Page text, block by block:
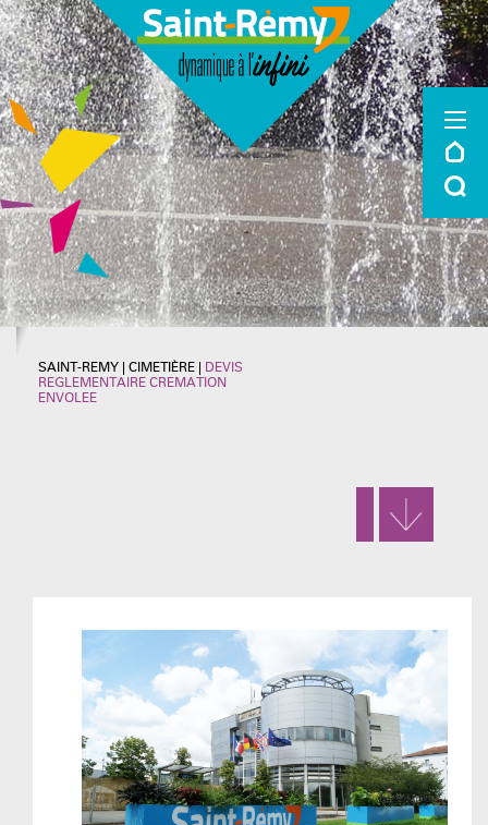
SAINT-REMY CIMETIÈRE
DEVIS
REGLEMENTAIRE CREMATION
ENVOLEE